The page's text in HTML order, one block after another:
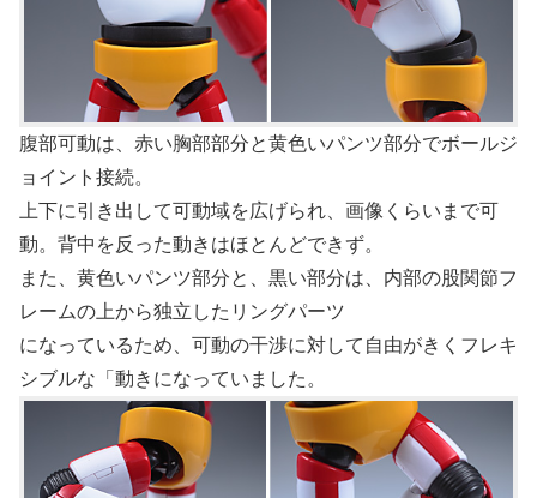
腹部可動は、赤い胸部部分と黄色いパンツ部分でボールジ
ョイント接続。
上下に引き出して可動域を広げられ、画像くらいまで可
動。背中を反った動きはほとんどできず。
また、黄色いパンツ部分と、黒い部分は、内部の股関節フ
レームの上から独立したリングパーツ
になっているため、可動の干渉に対して自由がきくフレキ
シブルな「動きになっていました。